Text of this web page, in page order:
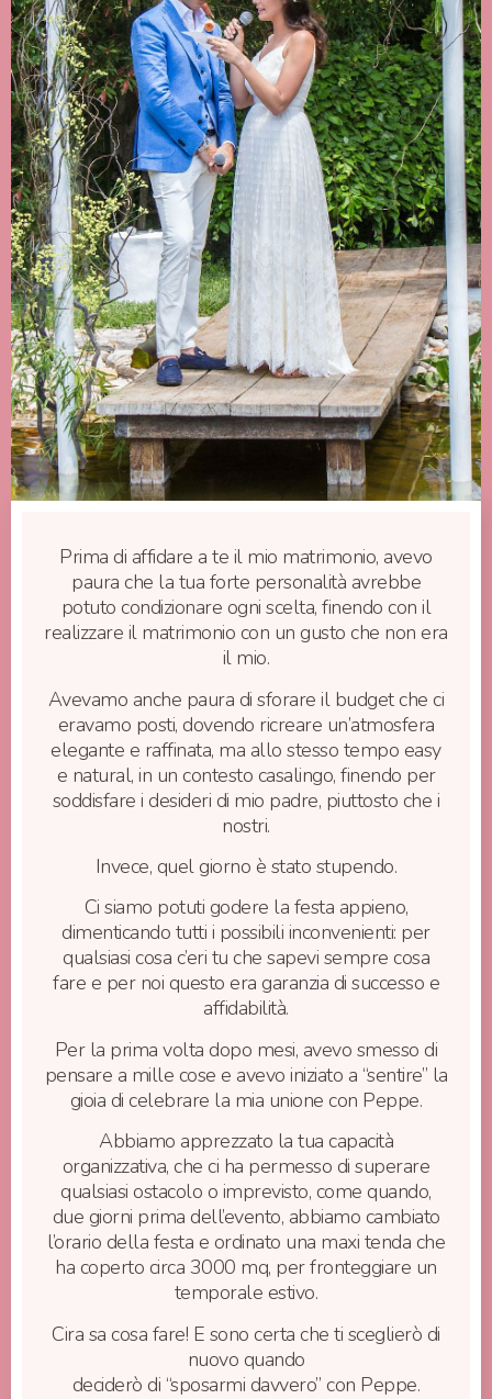
Prima di affidare a te il mio matrimonio, avevo
paura che la tua forte personalità avrebbe
potuto condizionare ogni scelta, finendo con il
realizzare il matrimonio con un gusto che non era
il mio.
Avevamo anche paura di sforare il budget che ci
eravamo posti, dovendo ricreare un’atmosfera
elegante e raffinata, ma allo stesso tempo easy
e natural, in un contesto casalingo, finendo per
soddisfare i desideri di mio padre, piuttosto che i
nostri.
Invece, quel giorno è stato stupendo.
Ci siamo potuti godere la festa appieno,
dimenticando tutti i possibili inconvenienti: per
qualsiasi cosa c’eri tu che sapevi sempre cosa
fare e per noi questo era garanzia di successo e
affidabilità.
Per la prima volta dopo mesi, avevo smesso di
pensare a mille cose e avevo iniziato a “sentire” la
gioia di celebrare la mia unione con Peppe.
Abbiamo apprezzato la tua capacità
organizzativa, che ci ha permesso di superare
qualsiasi ostacolo o imprevisto, come quando,
due giorni prima dell’evento, abbiamo cambiato
l’orario della festa e ordinato una maxi tenda che
ha coperto circa 3000 mq, per fronteggiare un
temporale estivo.
Cira sa cosa fare! E sono certa che ti sceglierò di
nuovo quando
deciderò di “sposarmi davvero” con Peppe.